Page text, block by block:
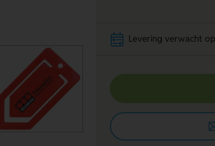
Levering verwacht op